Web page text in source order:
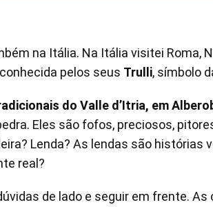
na Itália. Na Itália visitei Roma,
pelos seus Trulli, símbolo
do Valle d’Itria, em
Eles são fofos, preciosos,
Lenda? As lendas são histórias
real?
de lado e seguir em frente.